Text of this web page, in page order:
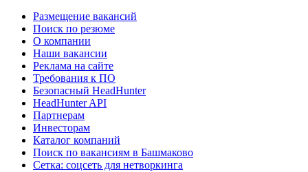
Размещение вакансий
Поиск по резюме
О компании
Наши вакансии
Реклама на сайте
Требования к ПО
Безопасный HeadHunter
HeadHunter API
Партнерам
Инвесторам
Каталог компаний
Поиск по вакансиям в Башмаково
Сетка: соцсеть для нетворкинга